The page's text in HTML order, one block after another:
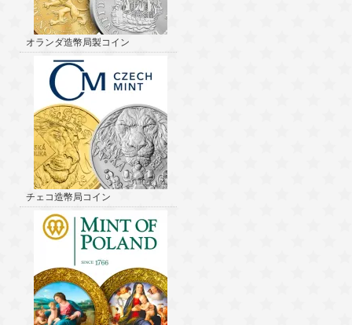
オランダ造幣局製コイン
チェコ造幣局コイン